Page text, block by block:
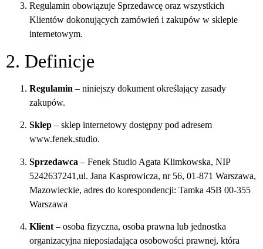
Regulamin obowiązuje Sprzedawcę oraz wszystkich
Klientów dokonujących zamówień i zakupów w sklepie
internetowym.
2. Definicje
Regulamin – niniejszy dokument określający zasady
zakupów.
Sklep – sklep internetowy dostępny pod adresem
www.fenek.studio.
Sprzedawca – Fenek Studio Agata Klimkowska, NIP
5242637241,ul. Jana Kasprowicza, nr 56, 01-871 Warszawa,
Mazowieckie, adres do korespondencji: Tamka 45B 00-355
Warszawa
Klient – osoba fizyczna, osoba prawna lub jednostka
organizacyjna nieposiadająca osobowości prawnej, która